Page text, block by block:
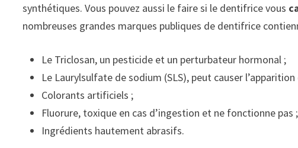
synthétiques. Vous pouvez aussi le faire si le dentifrice vous
nombreuses grandes marques publiques de dentifrice
Le Triclosan, un pesticide et un perturbateur hormonal ;
Le Laurylsulfate de sodium (SLS), peut causer l’apparition
Colorants artificiels ;
Fluorure, toxique en cas d’ingestion et ne fonctionne pas ;
Ingrédients hautement abrasifs.